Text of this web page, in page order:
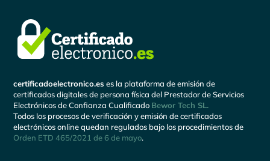
certificadoelectronico.es es la plataforma de emisión de
certificados digitales de persona física del Prestador de Servicios
Electrónicos de Confianza Cualificado Bewor Tech SL.
Todos los procesos de verificación y emisión de certificados
electrónicos online quedan regulados bajo los procedimientos de
Orden ETD 465/2021 de 6 de mayo.